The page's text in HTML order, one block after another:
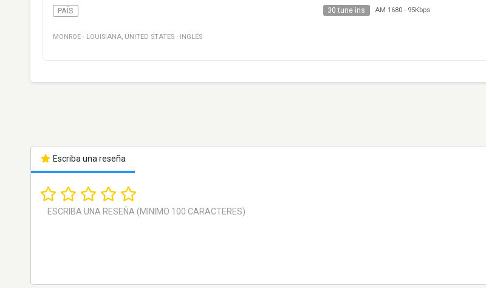
PAÍS 30 tune ins AM 1680- 95Kbps
MONROE · LOUISIANA, UNITED STATES · INGLÉS
Escriba una reseña